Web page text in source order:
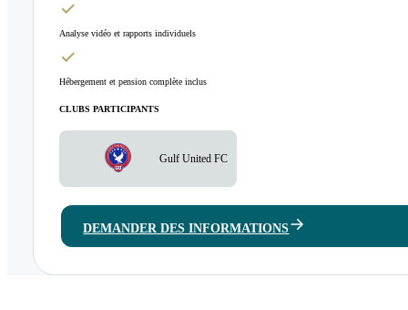
Analyse vidéo et rapports individuels
Hébergement et pension complète inclus
CLUBS PARTICIPANTS
Gulf United FC
DEMANDER DES INFORMATIONS